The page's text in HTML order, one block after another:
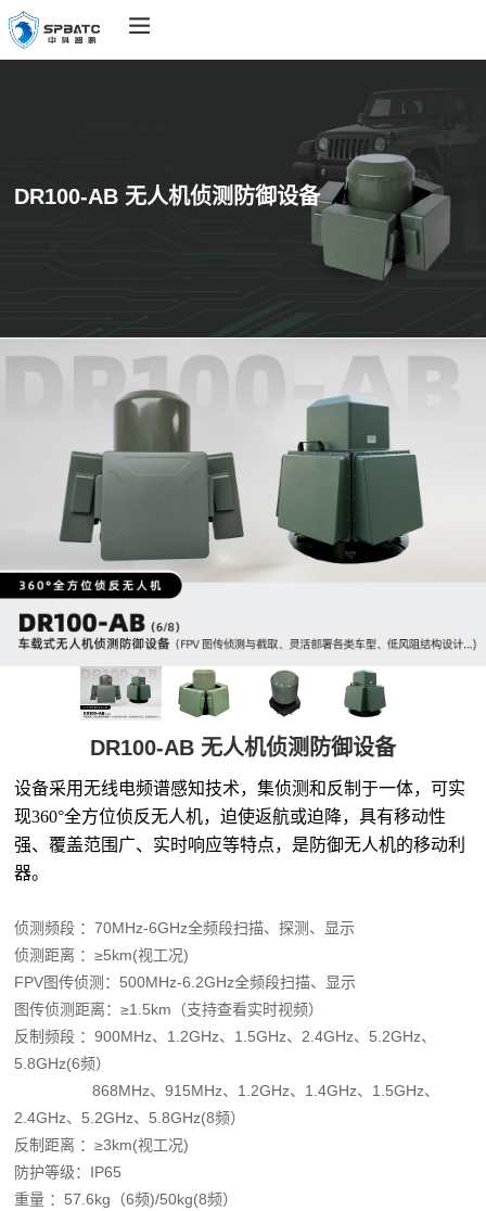
DR100-AB 无人机侦测防御设备
DR100-AB 无人机侦测防御设备
设备采用无线电频谱感知技术，集侦测和反制于一体，可实
现360°全方位侦反无人机，迫使返航或迫降，具有移动性
强、覆盖范围广、实时响应等特点， 是 防御无人机的移动利
器。
侦测频段 ：70MHz-6GHz全频段扫描、探测、显示
侦测距离 ：≥5km(视工况)
FPV图传侦测：500MHz-6.2GHz全频段扫描、显示
图传侦测距离：≥1.5km（支持查看实时视频）
反制频段 ：900MHz、1.2GHz、1.5GHz、2.4GHz、5.2GHz、
5.8GHz(6频）
868MHz、915MHz、1.2GHz、1.4GHz、1.5GHz、
2.4GHz、5.2GHz、5.8GHz(8频）
反制距离 ：≥3km(视工况)
防护等级：IP65
重量 ：57.6kg（6频)/50kg(8频）